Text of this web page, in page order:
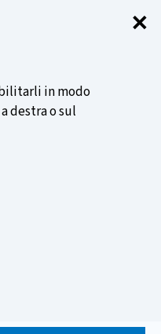
✕
in modo
destra o sul